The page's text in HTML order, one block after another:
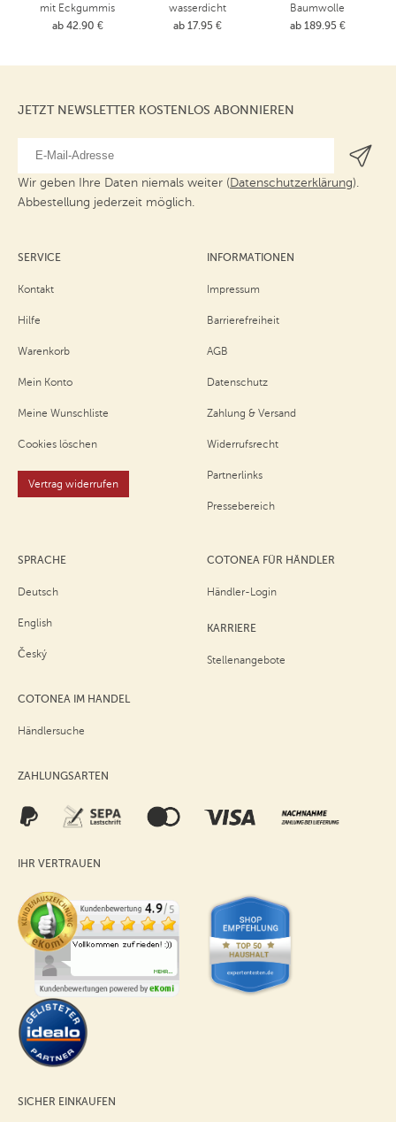
mit Eckgummis
ab 42.90 €
wasserdicht
ab 17.95 €
Baumwolle
ab 189.95 €
JETZT NEWSLETTER KOSTENLOS ABONNIEREN
Wir geben Ihre Daten niemals weiter (Datenschutzerklärung).
Abbestellung jederzeit möglich.
SERVICE
Kontakt
Hilfe
Warenkorb
Mein Konto
Meine Wunschliste
Cookies löschen
Vertrag widerrufen
INFORMATIONEN
Impressum
Barrierefreiheit
AGB
Datenschutz
Zahlung & Versand
Widerrufsrecht
Partnerlinks
Pressebereich
SPRACHE
Deutsch
English
Český
COTONEA IM HANDEL
Händlersuche
COTONEA FÜR HÄNDLER
Händler-Login
KARRIERE
Stellenangebote
ZAHLUNGSARTEN
IHR VERTRAUEN
SICHER EINKAUFEN